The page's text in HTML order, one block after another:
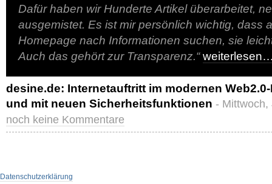
Dafür haben wir Hunderte Artikel überarbeitet,
ausgemistet. Es ist mir persönlich wichtig, dass
Homepage nach Informationen suchen, sie
Auch das gehört zur Transparenz.“
desine.de: Internetauftritt im modernen
und mit neuen Sicherheitsfunktionen - Mittwoch,
noch keine Kommentare
Datenschutzerklärung